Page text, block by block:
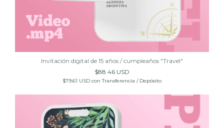
Invitación digital de 15 años / cumpleaños "Travel"
$88.46 USD
$79.61 USD con Transferencia / Depósito